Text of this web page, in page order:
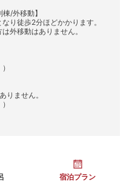
/外移動】
り徒歩2分ほどかかります。
外移動はありません。
りません。
宿泊プラン